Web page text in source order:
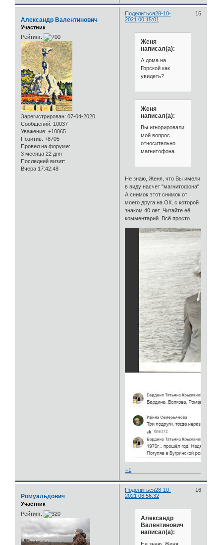
Поделиться 15
28-10-
2021 00:15:01
Александр Валентинович
Участник
Рейтинг:
Зарегистрирован: 07-04-2020
Сообщений: 10037
Уважение: +10065
Позитив: +8705
Провел на форуме:
3 месяца 22 дня
Последний визит:
Вчера 17:42:48
Женя
написал(а):
А дома на
Горской как
увидеть?
Женя
написал(а):
Вы игнорировали
мой вопрос
относительно
магнитофона.
Не знаю, Женя, что Вы имели
в виду насчет "магнитофона".
А снимок этот снимок от
моего друга на ОК, с которой
знаком 40 лет. Читайте её
комментарий. Всё просто.
+1
Поделиться 16
28-10-
2021 06:56:32
Ромуальдович
Участник
Рейтинг:
Александр
Валентинович
написал(а):